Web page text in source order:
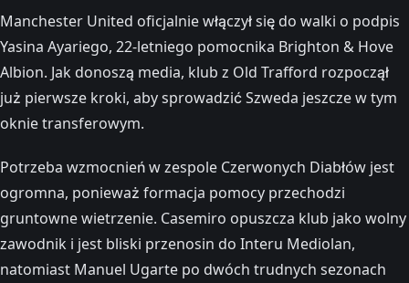
Manchester United oficjalnie włączył się do walki o podpis
Yasina Ayariego, 22-letniego pomocnika Brighton & Hove
Albion. Jak donoszą media, klub z Old Trafford rozpoczął
już pierwsze kroki, aby sprowadzić Szweda jeszcze w tym
oknie transferowym.
Potrzeba wzmocnień w zespole Czerwonych Diabłów jest
ogromna, ponieważ formacja pomocy przechodzi
gruntowne wietrzenie. Casemiro opuszcza klub jako wolny
zawodnik i jest bliski przenosin do Interu Mediolan,
natomiast Manuel Ugarte po dwóch trudnych sezonach